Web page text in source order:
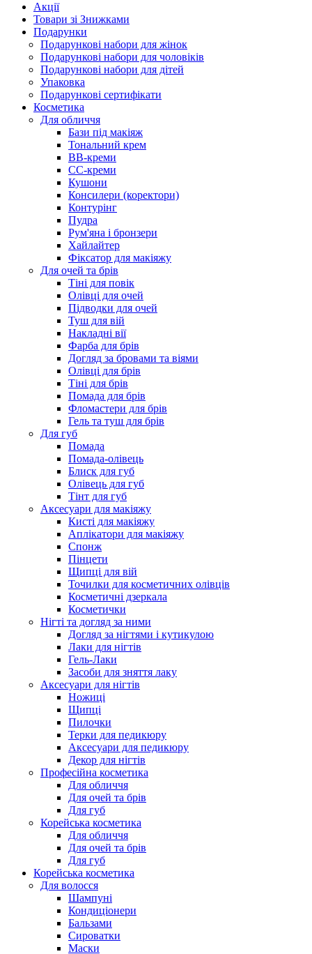
Акції
Товари зі Знижками
Подарунки
Подарункові набори для жінок
Подарункові набори для чоловіків
Подарункові набори для дітей
Упаковка
Подарункові сертифікати
Косметика
Для обличчя
Бази під макіяж
Тональний крем
BB-креми
CC-креми
Кушони
Консилери (коректори)
Контурінг
Пудра
Рум'яна і бронзери
Хайлайтер
Фіксатор для макіяжу
Для очей та брів
Тіні для повік
Олівці для очей
Підводки для очей
Туш для вій
Накладні вії
Фарба для брів
Догляд за бровами та віями
Олівці для брів
Тіні для брів
Помада для брів
Фломастери для брів
Гель та туш для брів
Для губ
Помада
Помада-олівець
Блиск для губ
Олівець для губ
Тінт для губ
Аксесуари для макіяжу
Кисті для макіяжу
Аплікатори для макіяжу
Спонж
Пінцети
Щипці для вій
Точилки для косметичних олівців
Косметичні дзеркала
Косметички
Нігті та догляд за ними
Догляд за нігтями і кутикулою
Лаки для нігтів
Гель-Лаки
Засоби для зняття лаку
Аксесуари для нігтів
Ножиці
Щипці
Пилочки
Терки для педикюру
Аксесуари для педикюру
Декор для нігтів
Професійна косметика
Для обличчя
Для очей та брів
Для губ
Корейська косметика
Для обличчя
Для очей та брів
Для губ
Корейська косметика
Для волосся
Шампуні
Кондиціонери
Бальзами
Сироватки
Маски